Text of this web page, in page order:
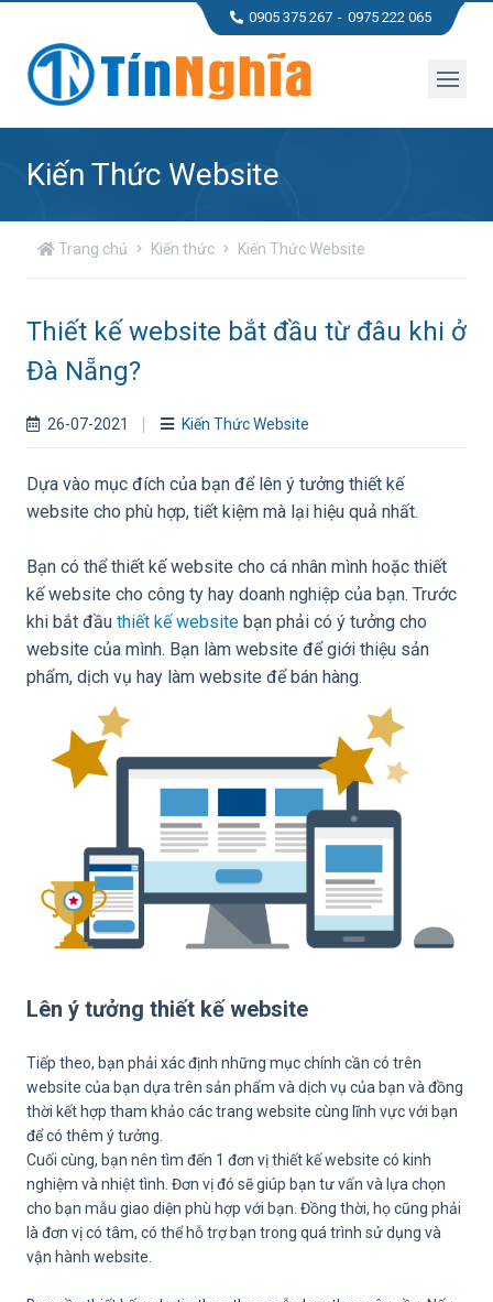
0905 375 267 0975 222 065
Kiến Thức Website
Trang chủ Kiến thức Kiến Thức Website
Thiết kế website bắt đầu từ đâu khi ở
Đà Nẵng?
26-07-2021 Kiến Thức Website
Dựa vào mục đích của bạn để lên ý tưởng thiết kế
website cho phù hợp, tiết kiệm mà lại hiệu quả nhất.
Bạn có thể thiết kế website cho cá nhân mình hoặc thiết
kế website cho công ty hay doanh nghiệp của bạn. Trước
khi bắt đầu thiết kế website bạn phải có ý tưởng cho
website của mình. Bạn làm website để giới thiệu sản
phẩm, dịch vụ hay làm website để bán hàng.
Lên ý tưởng thiết kế website
Tiếp theo, bạn phải xác định những mục chính cần có trên
website của bạn dựa trên sản phẩm và dịch vụ của bạn và đồng
thời kết hợp tham khảo các trang website cùng lĩnh vực với bạn
để có thêm ý tưởng.
Cuối cùng, bạn nên tìm đến 1 đơn vị thiết kế website có kinh
nghiệm và nhiệt tình. Đơn vị đó sẽ giúp bạn tư vấn và lựa chọn
cho bạn mẫu giao diện phù hợp với bạn. Đồng thời, họ cũng phải
là đơn vị có tâm, có thể hỗ trợ bạn trong quá trình sử dụng và
vận hành website.